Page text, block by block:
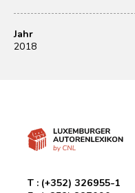
Jahr
2018
T : (+352) 326955-1